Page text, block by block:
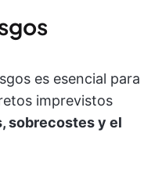
es esencial para
imprevistos
sobrecostes y el